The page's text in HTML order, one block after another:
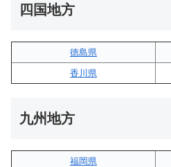
四国地方
徳島県
香川県
九州地方
福岡県